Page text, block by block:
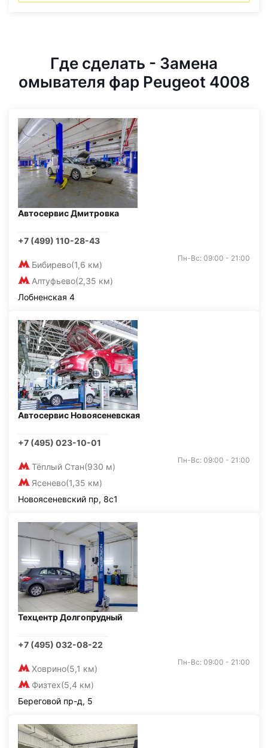
Где сделать - Замена
омывателя фар Peugeot 4008
Автосервис Дмитровка
+7 (499) 110-28-43
Бибирево(1,6 км)
Алтуфьево(2,35 км)
Пн-Вс: 09:00 - 21:00
Лобненская 4
Автосервис Новоясеневская
+7 (495) 023-10-01
Тёплый Стан(930 м)
Ясенево(1,35 км)
Пн-Вс: 09:00 - 21:00
Новоясеневский пр, 8с1
Техцентр Долгопрудный
+7 (495) 032-08-22
Ховрино(5,1 км)
Физтех(5,4 км)
Пн-Вс: 09:00 - 21:00
Береговой пр-д, 5